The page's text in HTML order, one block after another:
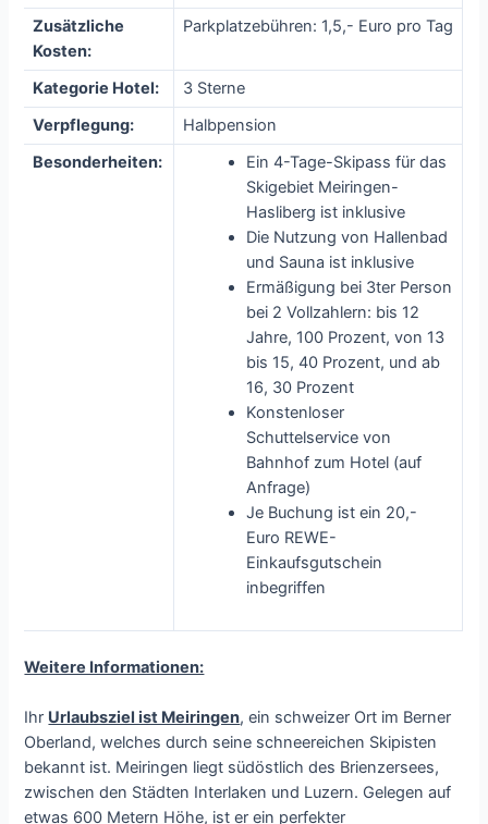
Zusätzliche
Kosten:
Parkplatzebühren: 1,5,- Euro pro Tag
Kategorie Hotel:
3 Sterne
Verpflegung:
Halbpension
Besonderheiten:
Ein 4-Tage-Skipass für das
Skigebiet Meiringen-
Hasliberg ist inklusive
Die Nutzung von Hallenbad
und Sauna ist inklusive
Ermäßigung bei 3ter Person
bei 2 Vollzahlern: bis 12
Jahre, 100 Prozent, von 13
bis 15, 40 Prozent, und ab
16, 30 Prozent
Konstenloser
Schuttelservice von
Bahnhof zum Hotel (auf
Anfrage)
Je Buchung ist ein 20,-
Euro REWE-
Einkaufsgutschein
inbegriffen
Weitere Informationen:
Ihr Urlaubsziel ist Meiringen, ein schweizer Ort im Berner
Oberland, welches durch seine schneereichen Skipisten
bekannt ist. Meiringen liegt südöstlich des Brienzersees,
zwischen den Städten Interlaken und Luzern. Gelegen auf
etwas 600 Metern Höhe, ist er ein perfekter